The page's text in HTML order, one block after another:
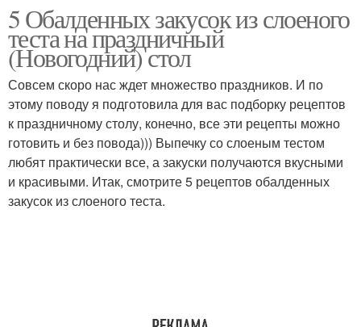
Несладкие закуски Простые закуски
5 Обалденных закусок из слоеного
теста на праздничный
(Новогодний) стол
Совсем скоро нас ждет множество праздников. И по
этому поводу я подготовила для вас подборку рецептов
к праздничному столу, конечно, все эти рецепты можно
готовить и без повода))) Выпечку со слоеным тестом
любят практически все, а закуски получаются вкусными
и красивыми. Итак, смотрите 5 рецептов обалденных
закусок из слоеного теста.